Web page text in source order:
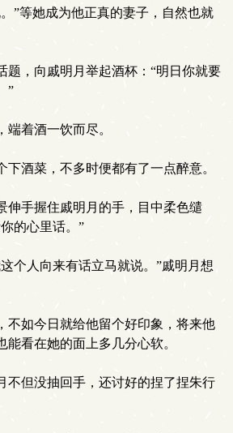
”等她成为他正真的妻子，自然也就
题，向戚明月举起酒杯：“明日你就要
”
端着酒一饮而尽。
下酒菜，不多时便都有了一点醉意。
伸手握住戚明月的手，目中柔色缱
的心里话。”
个人向来有话立马就说。”戚明月想
不如今日就给他留个好印象，将来他
看在她的面上多几分心软。
不但没抽回手，还讨好的捏了捏朱行